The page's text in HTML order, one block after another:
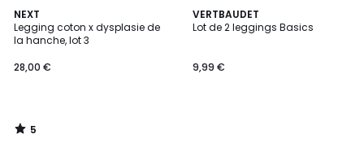
NEXT
Legging coton x dysplasie de
la hanche, lot 3
28,00 €
5
/
5
5
/
VERTBAUDET
Lot de 2 leggings Basics
9,99 €